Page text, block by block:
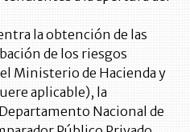
la obtención de las
de los riesgos
Ministerio de Hacienda y
aplicable), la
Nacional de